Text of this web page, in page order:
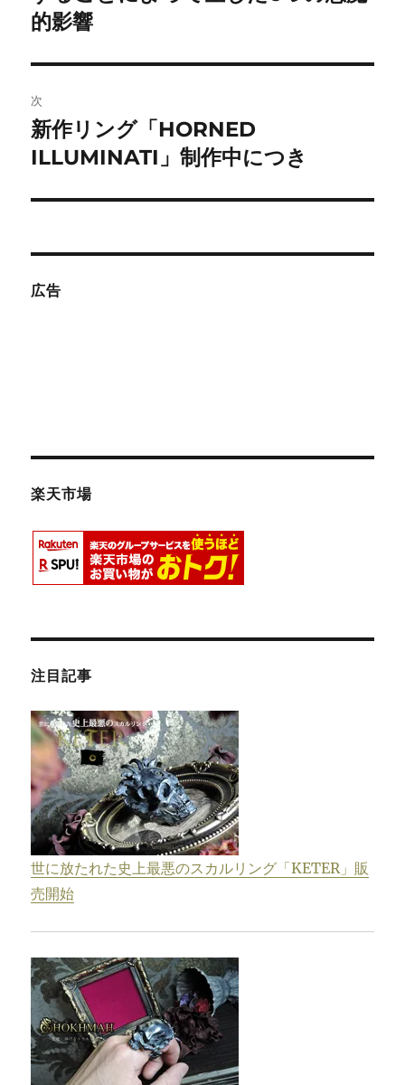
ビ
ゲ
ー
シ
投
的影響
次
次
の
稿:
新作リング「HORNED
ILLUMINATI」制作中につき
広告
楽天市場
注目記事
世に放たれた史上最悪のスカルリング「KETER」販
売開始